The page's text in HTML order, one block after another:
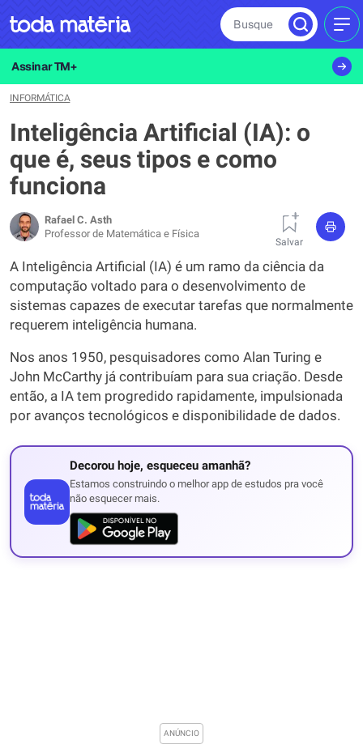
Busque
Assinar TM+
INFORMÁTICA
Inteligência Artificial (IA): o
que é, seus tipos e como
funciona
Rafael C. Asth
Professor de Matemática e Física
Salvar
A Inteligência Artificial (IA) é um ramo da ciência da
computação voltado para o desenvolvimento de
sistemas capazes de executar tarefas que normalmente
requerem inteligência humana.
Nos anos 1950, pesquisadores como Alan Turing e
John McCarthy já contribuíam para sua criação. Desde
então, a IA tem progredido rapidamente, impulsionada
por avanços tecnológicos e disponibilidade de dados.
Decorou hoje, esqueceu amanhã?
Estamos construindo o melhor app de estudos pra você
não esquecer mais.